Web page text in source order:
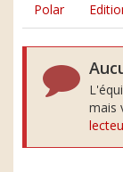
Polar
mais